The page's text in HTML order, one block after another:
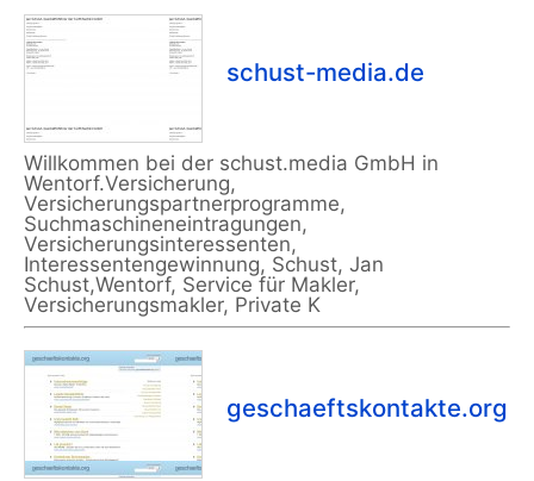
schust-media.de
Willkommen bei der schust.media GmbH in
Wentorf.Versicherung,
Versicherungspartnerprogramme,
Suchmaschineneintragungen,
Versicherungsinteressenten,
Interessentengewinnung, Schust, Jan
Schust,Wentorf, Service für Makler,
Versicherungsmakler, Private K
geschaeftskontakte.org